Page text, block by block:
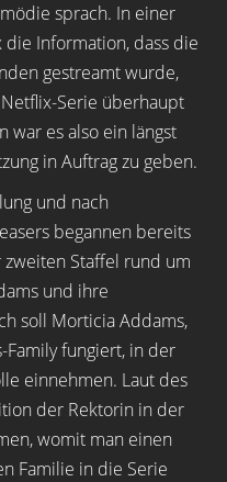
sprach. In einer
Information, dass die
gestreamt wurde,
Serie überhaupt
war es also ein längst
in Auftrag zu geben.
und nach
begannen bereits
Staffel rund um
und ihre
soll Morticia Addams,
fungiert, in der
einnehmen. Laut des
der Rektorin in der
womit man einen
Familie in die Serie